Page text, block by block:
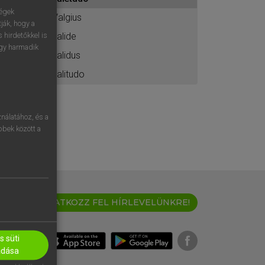
Valgius
valide
validus
valitudo
IRATKOZZ FEL HÍRLEVELÜNKRE!
hogy a
hirdetőkkel is
harmadik
és a
között a
süti